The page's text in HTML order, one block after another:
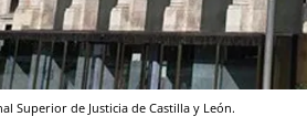
Superior de Justicia de Castilla y León.